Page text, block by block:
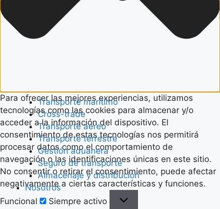
Para ofrecer las mejores experiencias, utilizamos
tecnologías como las cookies para almacenar y/o
acceder a la información del dispositivo. El
consentimiento de estas tecnologías nos permitirá
procesar datos como el comportamiento de
navegación o las identificaciones únicas en este sitio.
No consentir o retirar el consentimiento, puede afectar
negativamente a ciertas características y funciones.
Funcional
Siempre activo
Transporte marítimo
Cross-trade
Transporte aéreo
Transporte terrestre
Gestión aduanera
Seguro de transporte
Almacenaje y distribución
Nosotros